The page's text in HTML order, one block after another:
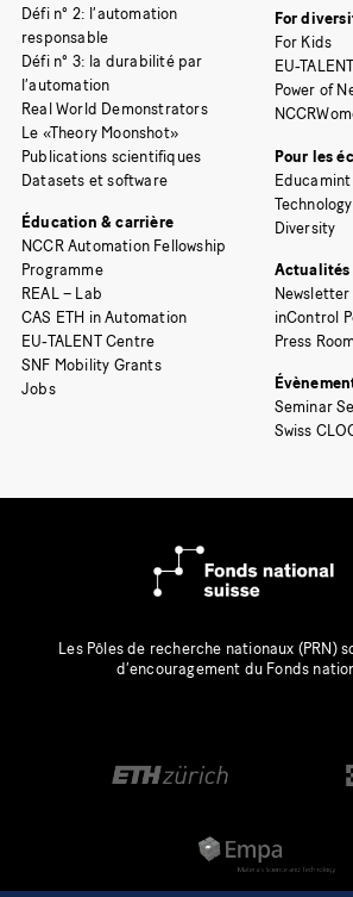
Défi n° 2: l’automation
responsable
Défi n° 3: la durabilité par
l’automation
Real World Demonstrators
Le «Theory Moonshot»
Publications scientifiques
Datasets et software
Éducation & carrière
NCCR Automation Fellowship
Programme
REAL – Lab
CAS ETH in Automation
EU-TALENT Centre
SNF Mobility Grants
Jobs
For
For Kids
EU-
Power of
Pour les
Diversity
Actualités
Newsletter
inControl
Press Room
Seminar
Swiss
Les Pôles de recherche nationaux (PRN)
d’encouragement du Fonds